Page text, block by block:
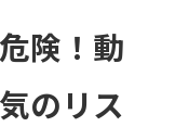
険！動
のリス